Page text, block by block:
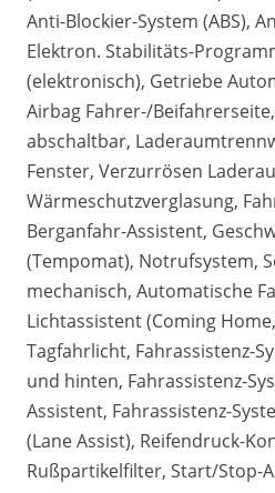
Anti-Blockier-System (ABS),
Elektron. Stabilitäts-
(elektronisch), Getriebe
Airbag Fahrer-/
abschaltbar,
Fenster, Verzurrösen
Wärmeschutzverglasung,
Berganfahr-Assistent,
(Tempomat), Notrufsystem,
mechanisch, Automatische
Lichtassistent (Coming
Tagfahrlicht, Fahrassistenz-
und hinten, Fahrassistenz-
Assistent, Fahrassistenz-
(Lane Assist), Reifendruck-
Rußpartikelfilter, Start/Stop-